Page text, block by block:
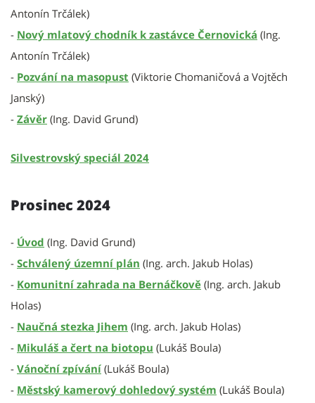
Antonín Trčálek)
- Nový mlatový chodník k zastávce Černovická (Ing.
Antonín Trčálek)
- Pozvání na masopust (Viktorie Chomaničová a Vojtěch
Janský)
- Závěr (Ing. David Grund)
Silvestrovský speciál 2024
Prosinec 2024
- Úvod (Ing. David Grund)
- Schválený územní plán (Ing. arch. Jakub Holas)
- Komunitní zahrada na Bernáčkově (Ing. arch. Jakub
Holas)
- Naučná stezka Jihem (Ing. arch. Jakub Holas)
- Mikuláš a čert na biotopu (Lukáš Boula)
- Vánoční zpívání (Lukáš Boula)
- Městský kamerový dohledový systém (Lukáš Boula)